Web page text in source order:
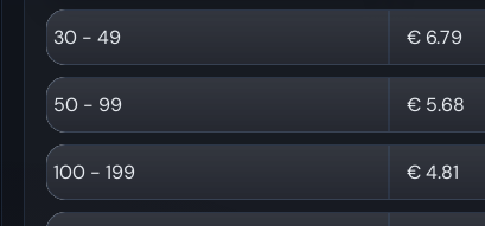
レモン ロマンス / カ
リフォルニア チェリ
マンゴー ピーチ ア
プリコット / ホワイ
ト グミ
キウイ パッション
フルーツ グアバ / ブ
ルーベリー チェリー
パイナップル マンゴ
ー / パイナップル コ
30 - 49 €6.79
50 - 99 €5.68
100 - 199 €4.81